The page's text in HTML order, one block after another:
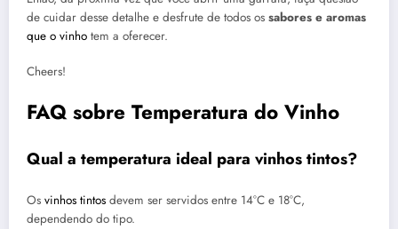
de cuidar desse detalhe e desfrute de todos os sabores e aromas
que o vinho tem a oferecer.
Cheers!
FAQ sobre Temperatura do Vinho
Qual a temperatura ideal para vinhos tintos?
Os vinhos tintos devem ser servidos entre 14°C e 18°C,
dependendo do tipo.